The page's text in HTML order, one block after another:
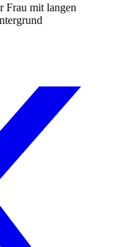
Frau mit langen